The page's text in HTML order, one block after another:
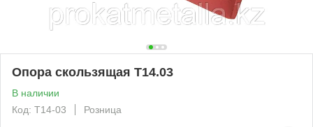
Опора скользящая Т14.03
В наличии
Код: T14-03
Розница